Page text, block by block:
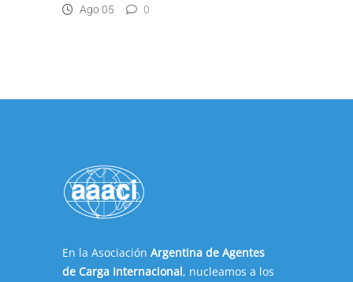
Ago 05
0
En la Asociación Argentina de Agentes
de Carga Internacional, nucleamos a los